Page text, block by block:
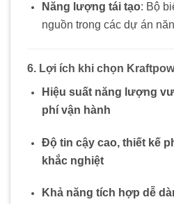
Năng lượng tái tạo: Bộ
nguồn trong các dự án
6. Lợi ích khi chọn
Hiệu suất năng lượng
phí vận hành
Độ tin cậy cao, thiết kế
khắc nghiệt
Khả năng tích hợp dễ